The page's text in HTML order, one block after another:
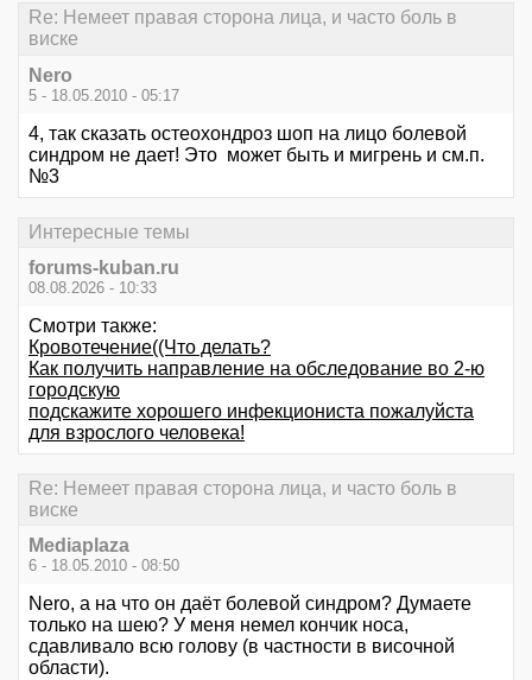
Re: Немеет правая сторона лица, и часто боль в
виске
Nero
5 - 18.05.2010 - 05:17
4, так сказать остеохондроз шоп на лицо болевой
синдром не дает! Это может быть и мигрень и см.п.
№3
Интересные темы
forums-kuban.ru
08.08.2026 - 10:33
Смотри также:
Кровотечение((Что делать?
Как получить направление на обследование во 2-ю
городскую
подскажите хорошего инфекциониста пожалуйста
для взрослого человека!
Re: Немеет правая сторона лица, и часто боль в
виске
Mediaplaza
6 - 18.05.2010 - 08:50
Nero, а на что он даёт болевой синдром? Думаете
только на шею? У меня немел кончик носа,
сдавливало всю голову (в частности в височной
области).